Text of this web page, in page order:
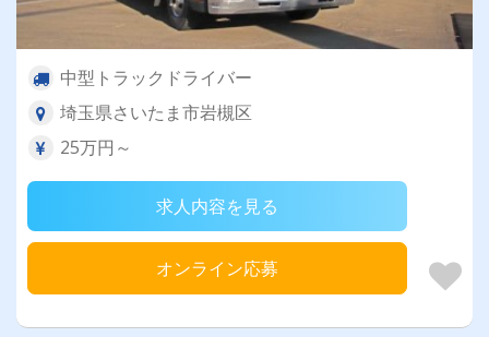
中型トラックドライバー
埼玉県さいたま市岩槻区
25万円～
求人内容を見る
オンライン応募